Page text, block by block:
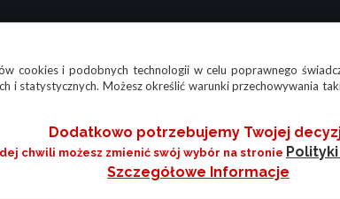
cookies i podobnych technologii w celu poprawnego
i statystycznych. Możesz określić warunki przechowywania
Dodatkowo potrzebujemy Twojej
chwili możesz zmienić swój wybór na stronie
Szczegółowe Informacje